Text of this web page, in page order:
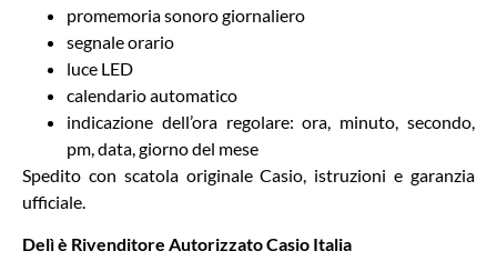
promemoria sonoro giornaliero
segnale orario
luce LED
calendario automatico
indicazione dell’ora regolare: ora, minuto, secondo,
pm, data, giorno del mese
Spedito con scatola originale Casio, istruzioni e garanzia
ufficiale.
Delì è Rivenditore Autorizzato Casio Italia